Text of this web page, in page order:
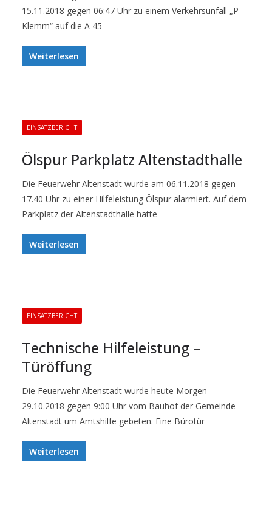
15.11.2018 gegen 06:47 Uhr zu einem Verkehrsunfall „P-
Klemm“ auf die A 45
Weiterlesen
EINSATZBERICHT
Ölspur Parkplatz Altenstadthalle
Die Feuerwehr Altenstadt wurde am 06.11.2018 gegen
17.40 Uhr zu einer Hilfeleistung Ölspur alarmiert. Auf dem
Parkplatz der Altenstadthalle hatte
Weiterlesen
EINSATZBERICHT
Technische Hilfeleistung –
Türöffung
Die Feuerwehr Altenstadt wurde heute Morgen
29.10.2018 gegen 9:00 Uhr vom Bauhof der Gemeinde
Altenstadt um Amtshilfe gebeten. Eine Bürotür
Weiterlesen